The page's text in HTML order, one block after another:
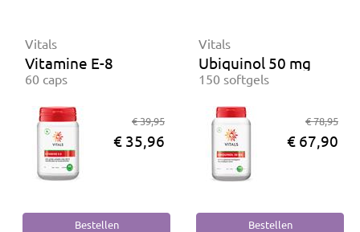
Vitals
Vitamine E-8
60 caps
€ 39,95
€ 35,96
Vitals
Ubiquinol 50 mg
150 softgels
€ 78,95
€ 67,90